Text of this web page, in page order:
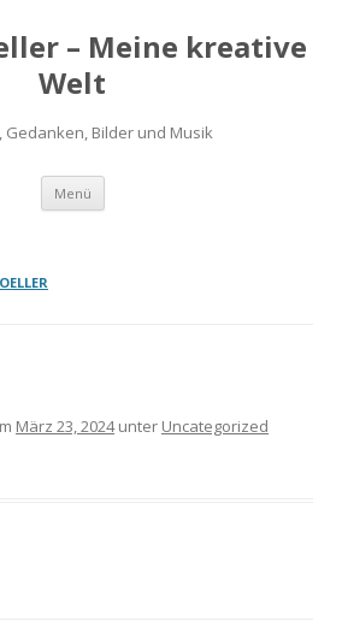
– Meine kreative
Welt
Gedanken, Bilder und Musik
Menü Zum
springen
März 23, 2024unter Uncategorized